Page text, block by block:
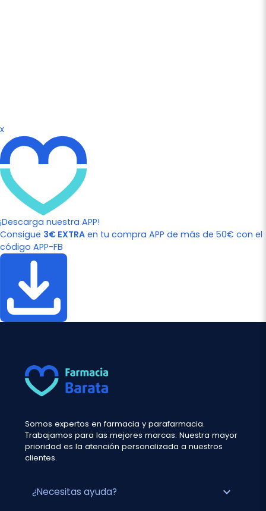
x
¡Descarga nuestra APP!
Consigue 3€ EXTRA en tu compra APP de más de 50€ con el
código APP-FB
Somos expertos en farmacia y parafarmacia.
Trabajamos para las mejores marcas. Nuestra mayor
prioridad es la atención personalizada a nuestros
clientes.
¿Necesitas ayuda? expand_more